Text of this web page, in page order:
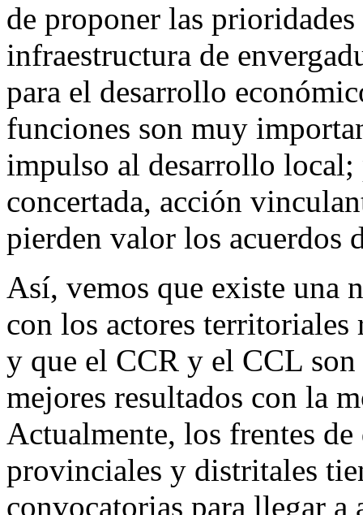
de proponer las
infraestructura de
para el desarrollo
funciones son muy
impulso al desarrollo
concertada, acción
pierden valor los acuerdos
Así, vemos que existe una
con los actores
y que el CCR y el CCL son
mejores resultados con la
Actualmente, los frentes de
provinciales y distritales
convocatorias para llegar a